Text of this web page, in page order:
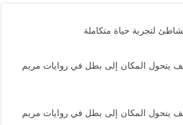
لتجربة حياة متكاملة
كيف يتحول المكان إلى بطل في روايات مريم
كيف يتحول المكان إلى بطل في روايات مريم